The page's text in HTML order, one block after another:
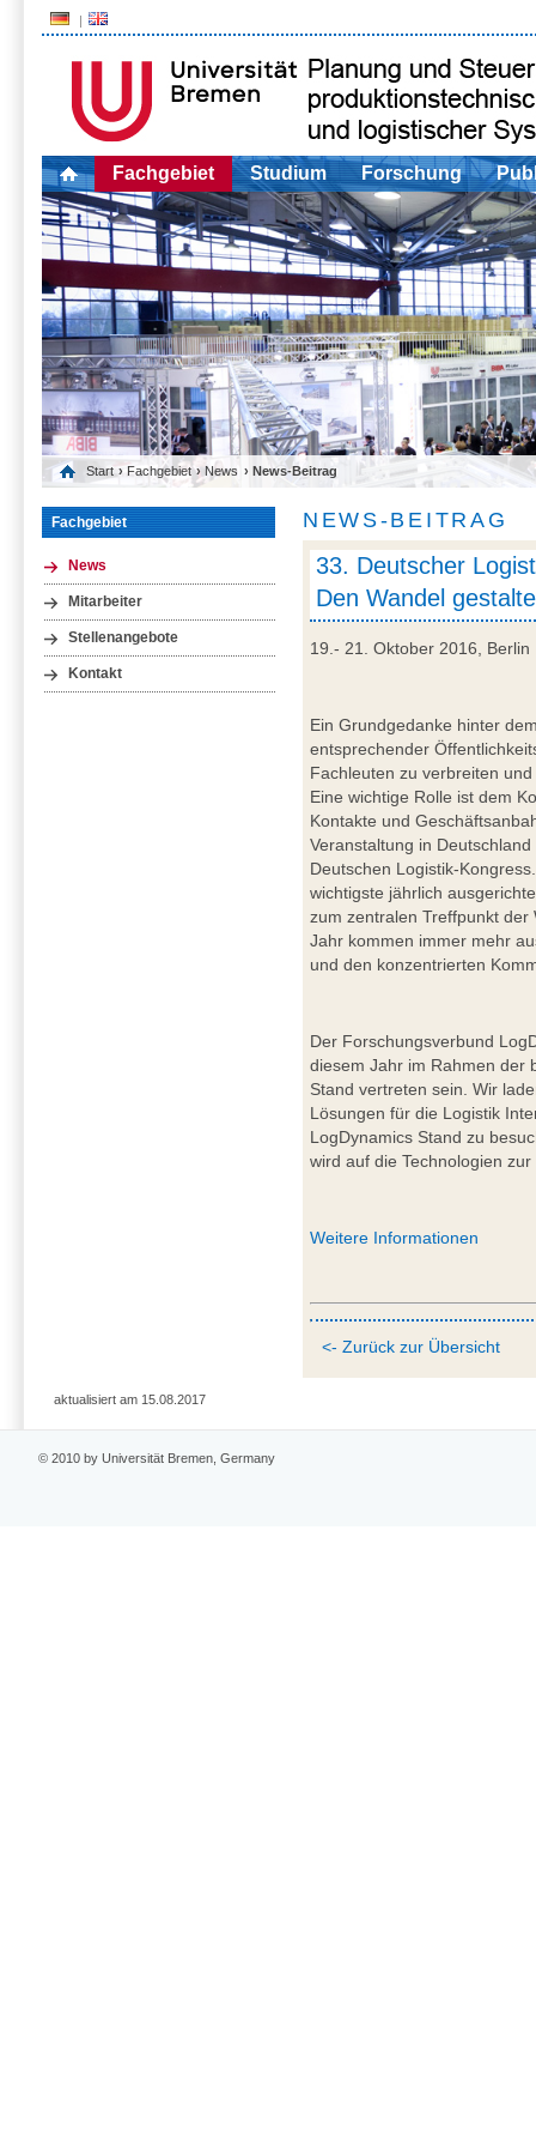
Fachgebiet Studium Forschung
Start › Fachgebiet › News › News-Beitrag
Fachgebiet
News
Mitarbeiter
Stellenangebote
Kontakt
NEWS-BEITRAG
33. Deutscher
Den Wandel
19.- 21. Oktober 2016, Berlin
Ein Grundgedanke hinter
entsprechender
Fachleuten zu verbreiten
Eine wichtige Rolle ist dem
Kontakte und
Veranstaltung in
Deutschen Logistik-
wichtigste jährlich
zum zentralen Treffpunkt der
Jahr kommen immer mehr
und den konzentrierten
Der Forschungsverbund
diesem Jahr im Rahmen der
Stand vertreten sein. Wir
Lösungen für die Logistik
LogDynamics Stand zu
wird auf die Technologien
Weitere Informationen
<- Zurück zur Übersicht
aktualisiert am 15.08.2017
© 2010 by Universität Bremen, Germany